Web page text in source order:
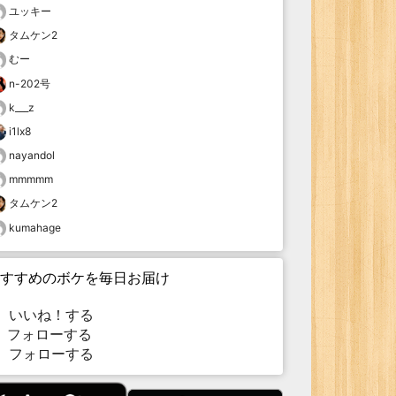
ユッキー
タムケン2
むー
n-202号
k___z
i1lx8
nayandol
mmmmm
タムケン2
kumahage
すめのボケを毎日お届け
いいね！する
ォローする
フォローする